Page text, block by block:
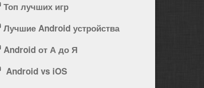
Топ лучших игр
Лучшие Android устройства
Android от А до Я
Android vs iOS